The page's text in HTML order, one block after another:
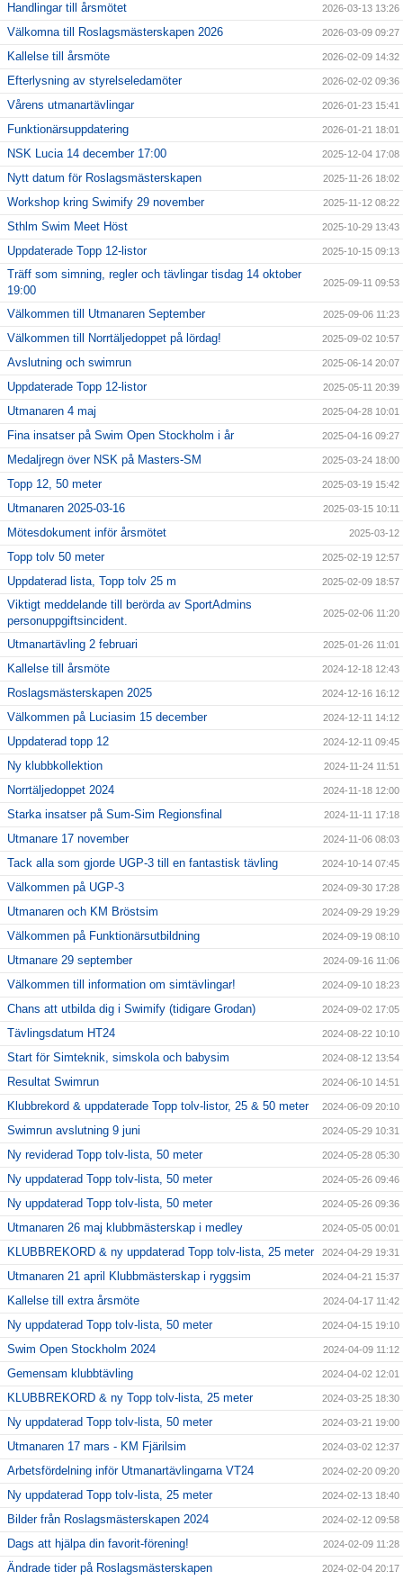
Handlingar till årsmötet 2026-03-13 13:26
Välkomna till Roslagsmästerskapen 2026 2026-03-09 09:27
Kallelse till årsmöte 2026-02-09 14:32
Efterlysning av styrelseledamöter 2026-02-02 09:36
Vårens utmanartävlingar 2026-01-23 15:41
Funktionärsuppdatering 2026-01-21 18:01
NSK Lucia 14 december 17:00 2025-12-04 17:08
Nytt datum för Roslagsmästerskapen 2025-11-26 18:02
Workshop kring Swimify 29 november 2025-11-12 08:22
Sthlm Swim Meet Höst 2025-10-29 13:43
Uppdaterade Topp 12-listor 2025-10-15 09:13
Träff som simning, regler och tävlingar tisdag 14 oktober
19:00
2025-09-11 09:53
Välkommen till Utmanaren September 2025-09-06 11:23
Välkommen till Norrtäljedoppet på lördag! 2025-09-02 10:57
Avslutning och swimrun 2025-06-14 20:07
Uppdaterade Topp 12-listor 2025-05-11 20:39
Utmanaren 4 maj 2025-04-28 10:01
Fina insatser på Swim Open Stockholm i år 2025-04-16 09:27
Medaljregn över NSK på Masters-SM 2025-03-24 18:00
Topp 12, 50 meter 2025-03-19 15:42
Utmanaren 2025-03-16 2025-03-15 10:11
Mötesdokument inför årsmötet 2025-03-12
Topp tolv 50 meter 2025-02-19 12:57
Uppdaterad lista, Topp tolv 25 m 2025-02-09 18:57
Viktigt meddelande till berörda av SportAdmins
personuppgiftsincident.
2025-02-06 11:20
Utmanartävling 2 februari 2025-01-26 11:01
Kallelse till årsmöte 2024-12-18 12:43
Roslagsmästerskapen 2025 2024-12-16 16:12
Välkommen på Luciasim 15 december 2024-12-11 14:12
Uppdaterad topp 12 2024-12-11 09:45
Ny klubbkollektion 2024-11-24 11:51
Norrtäljedoppet 2024 2024-11-18 12:00
Starka insatser på Sum-Sim Regionsfinal 2024-11-11 17:18
Utmanare 17 november 2024-11-06 08:03
Tack alla som gjorde UGP-3 till en fantastisk tävling 2024-10-14 07:45
Välkommen på UGP-3 2024-09-30 17:28
Utmanaren och KM Bröstsim 2024-09-29 19:29
Välkommen på Funktionärsutbildning 2024-09-19 08:10
Utmanare 29 september 2024-09-16 11:06
Välkommen till information om simtävlingar! 2024-09-10 18:23
Chans att utbilda dig i Swimify (tidigare Grodan) 2024-09-02 17:05
Tävlingsdatum HT24 2024-08-22 10:10
Start för Simteknik, simskola och babysim 2024-08-12 13:54
Resultat Swimrun 2024-06-10 14:51
Klubbrekord & uppdaterade Topp tolv-listor, 25 & 50 meter 2024-06-09 20:10
Swimrun avslutning 9 juni 2024-05-29 10:31
Ny reviderad Topp tolv-lista, 50 meter 2024-05-28 05:30
Ny uppdaterad Topp tolv-lista, 50 meter 2024-05-26 09:46
Ny uppdaterad Topp tolv-lista, 50 meter 2024-05-26 09:36
Utmanaren 26 maj klubbmästerskap i medley 2024-05-05 00:01
KLUBBREKORD & ny uppdaterad Topp tolv-lista, 25 meter 2024-04-29 19:31
Utmanaren 21 april Klubbmästerskap i ryggsim 2024-04-21 15:37
Kallelse till extra årsmöte 2024-04-17 11:42
Ny uppdaterad Topp tolv-lista, 50 meter 2024-04-15 19:10
Swim Open Stockholm 2024 2024-04-09 11:12
Gemensam klubbtävling 2024-04-02 12:01
KLUBBREKORD & ny Topp tolv-lista, 25 meter 2024-03-25 18:30
Ny uppdaterad Topp tolv-lista, 50 meter 2024-03-21 19:00
Utmanaren 17 mars - KM Fjärilsim 2024-03-02 12:37
Arbetsfördelning inför Utmanartävlingarna VT24 2024-02-20 09:20
Ny uppdaterad Topp tolv-lista, 25 meter 2024-02-13 18:40
Bilder från Roslagsmästerskapen 2024 2024-02-12 09:58
Dags att hjälpa din favorit-förening! 2024-02-09 11:28
Ändrade tider på Roslagsmästerskapen 2024-02-04 20:17